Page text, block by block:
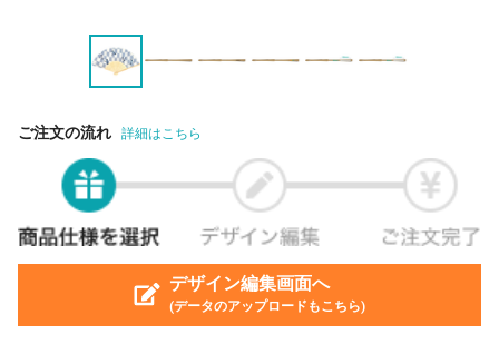
ご注文の流れ 詳細はこちら
デザイン編集画面へ
(データのアップロードもこちら)